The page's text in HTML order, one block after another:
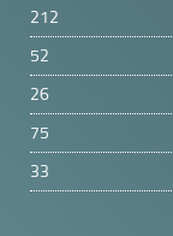
212
52
26
75
33